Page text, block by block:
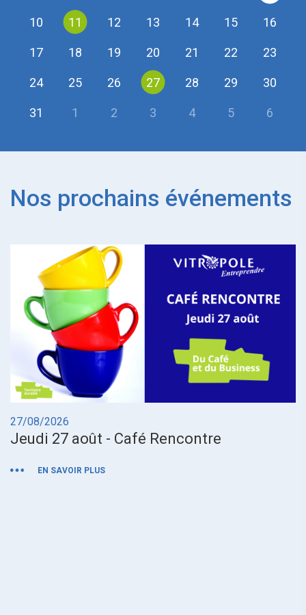
10 11 12 13 14 15 16
17 18 19 20 21 22 23
24 25 26 27 28 29 30
31 1 2 3 4 5 6
Nos prochains événements
27/08/2026
Jeudi 27 août - Café Rencontre
EN SAVOIR PLUS